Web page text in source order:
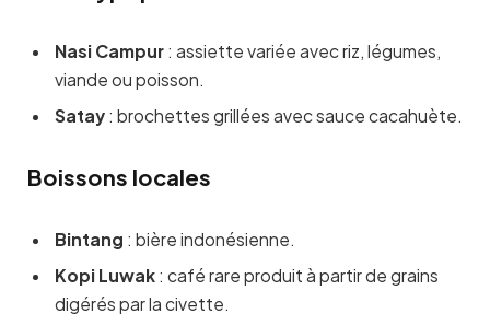
Nasi Campur : assiette variée avec riz, légumes,
viande ou poisson.
Satay : brochettes grillées avec sauce cacahuète.
Boissons locales
Bintang : bière indonésienne.
Kopi Luwak : café rare produit à partir de grains
digérés par la civette.